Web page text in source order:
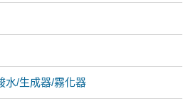
水/生成器/霧化器